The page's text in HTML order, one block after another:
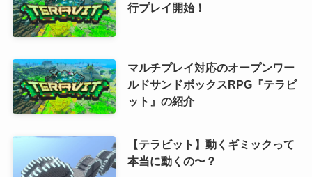
行プレイ開始！
マルチプレイ対応のオープンワー
ルドサンドボックスRPG『テラビ
ット』の紹介
【テラビット】動くギミックって
本当に動くの〜？